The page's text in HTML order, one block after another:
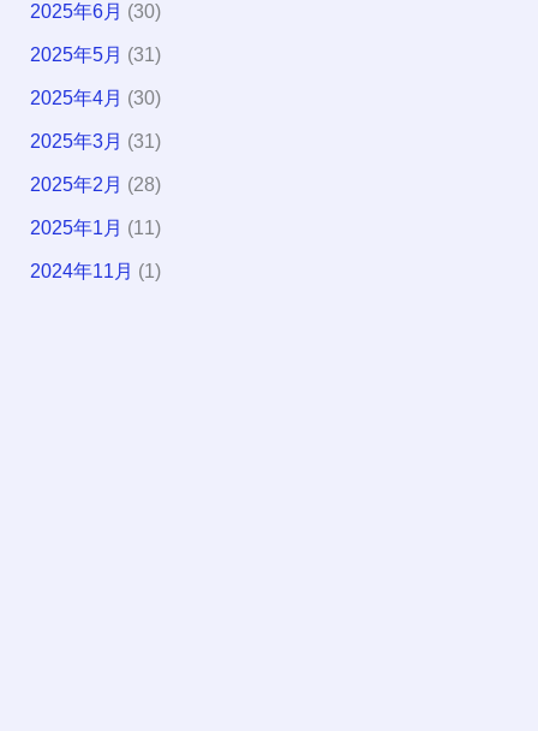
2025年6月 (30)
2025年5月 (31)
2025年4月 (30)
2025年3月 (31)
2025年2月 (28)
2025年1月 (11)
2024年11月 (1)